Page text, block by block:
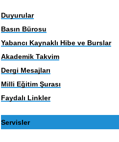
Duyurular
Basın Bürosu
Yabancı Kaynaklı Hibe ve Burslar
Akademik Takvim
Dergi Mesajları
Milli Eğitim Şurası
Faydalı Linkler
Servisler